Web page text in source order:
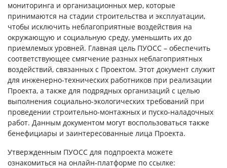
мониторинга и организационных мер, которые
принимаются на стадии строительства и эксплуатации,
чтобы исключить неблагоприятные воздействия на
окружающую и социальную среду, уменьшить их до
приемлемых уровней. Главная цель ПУОСС – обеспечить
соответствующее смягчение разных неблагоприятных
воздействий, связанных с Проектом. Этот документ служит
для инженерно-технических работников при реализации
Проекта, а также для подрядных организаций с целью
выполнения социально-экологических требований при
проведении строительно-монтажных и пуско-наладочных
работ. Данным документом могут воспользоваться также
бенефициары и заинтересованные лица Проекта.
Утвержденным ПУОСС для подпроекта можете
ознакомиться на онлайн-платформе по ссылке: